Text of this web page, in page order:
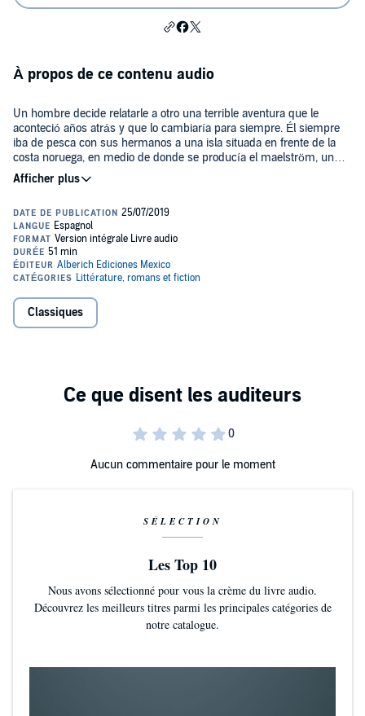
À propos de ce contenu audio
Un hombre decide relatarle a otro una terrible aventura que le
aconteció años atrás y que lo cambiaría para siempre. Él siempre
iba de pesca con sus hermanos a una isla situada en frente de la
costa noruega, en medio de donde se producía el maelström, un
torbellino o vórtice que destrozaba todo lo que caía en él. Hasta el
momento habían sido capaces de librarse del remolino yendo a la
día en el que les sorprendió mientras volvían a su casa.
Public Domain (P)2019 Jaime Arredondo
Classiques
Aucun commentaire pour le moment
SÉLECTION
Les Top 10
Nous avons sélectionné pour vous la crème du livre audio.
Découvrez les meilleurs titres parmi les principales catégories de
notre catalogue.